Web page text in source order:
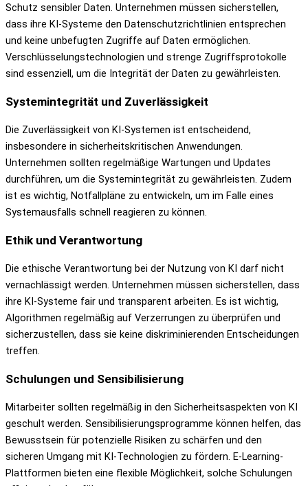
Schutz sensibler Daten. Unternehmen müssen sicherstellen,
dass ihre KI-Systeme den Datenschutzrichtlinien entsprechen
und keine unbefugten Zugriffe auf Daten ermöglichen.
Verschlüsselungstechnologien und strenge Zugriffsprotokolle
sind essenziell, um die Integrität der Daten zu gewährleisten.
Systemintegrität und Zuverlässigkeit
Die Zuverlässigkeit von KI-Systemen ist entscheidend,
insbesondere in sicherheitskritischen Anwendungen.
Unternehmen sollten regelmäßige Wartungen und Updates
durchführen, um die Systemintegrität zu gewährleisten. Zudem
ist es wichtig, Notfallpläne zu entwickeln, um im Falle eines
Systemausfalls schnell reagieren zu können.
Ethik und Verantwortung
Die ethische Verantwortung bei der Nutzung von KI darf nicht
vernachlässigt werden. Unternehmen müssen sicherstellen, dass
ihre KI-Systeme fair und transparent arbeiten. Es ist wichtig,
Algorithmen regelmäßig auf Verzerrungen zu überprüfen und
sicherzustellen, dass sie keine diskriminierenden Entscheidungen
treffen.
Schulungen und Sensibilisierung
Mitarbeiter sollten regelmäßig in den Sicherheitsaspekten von KI
geschult werden. Sensibilisierungsprogramme können helfen, das
Bewusstsein für potenzielle Risiken zu schärfen und den
sicheren Umgang mit KI-Technologien zu fördern. E-Learning-
Plattformen bieten eine flexible Möglichkeit, solche Schulungen